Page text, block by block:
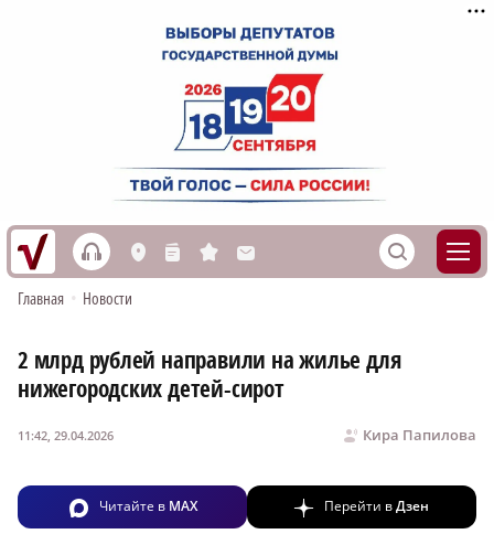
h L n s M S
Главная • Новости
2 млрд рублей направили на жилье для
нижегородских детей-сирот
Кира Папилова
11:42, 29.04.2026
Читайте в MAX Перейти вДзен